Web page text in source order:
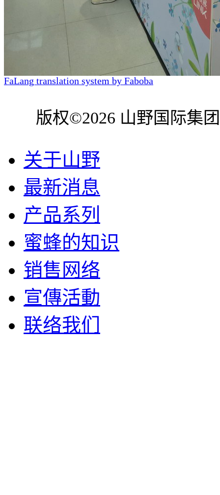
FaLang translation system by Faboba
版权©2026 山野国际集
关于山野
最新消息
产品系列
蜜蜂的知识
销售网络
宣傳活動
联络我们